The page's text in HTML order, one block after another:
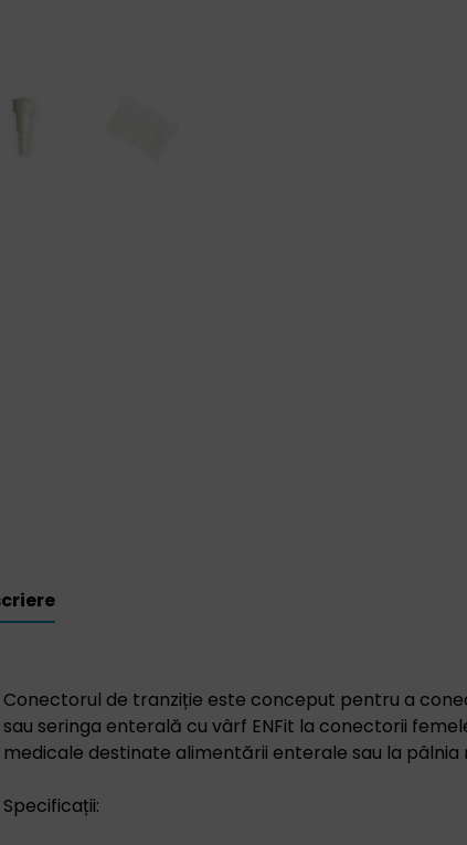
Conectorul de tranziție este conceput pentru a
sau seringa enterală cu vârf ENFit la conectorii
medicale destinate alimentării enterale sau la pâlnia
Specificații: